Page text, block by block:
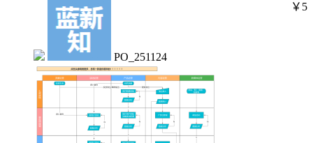
PO_251124
￥5